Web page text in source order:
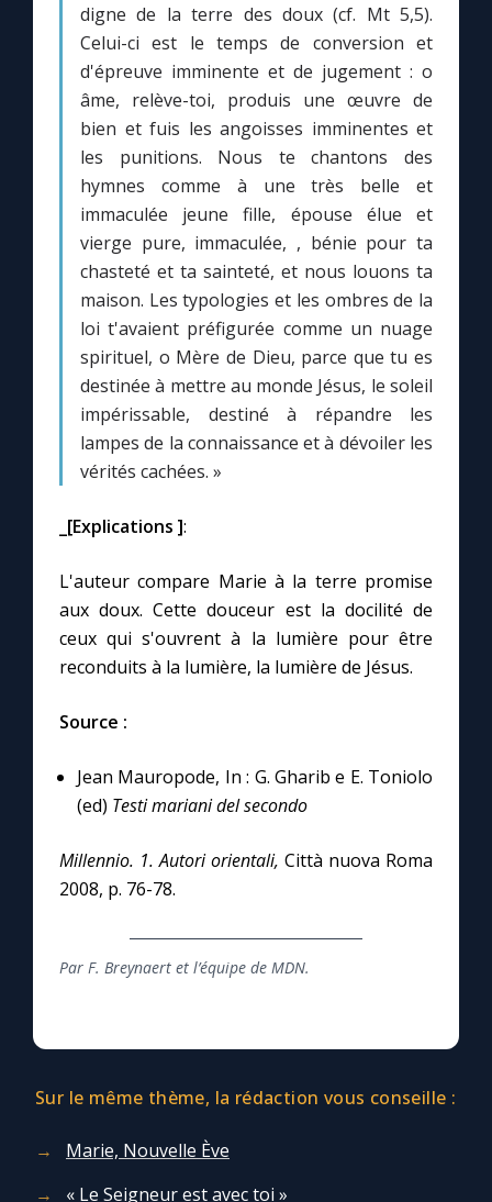
digne de la terre des doux (cf. Mt 5,5).
Celui-ci est le temps de conversion et
d'épreuve imminente et de jugement : o
âme, relève-toi, produis une œuvre de
bien et fuis les angoisses imminentes et
les punitions. Nous te chantons des
hymnes comme à une très belle et
immaculée jeune fille, épouse élue et
vierge pure, immaculée, , bénie pour ta
chasteté et ta sainteté, et nous louons ta
maison. Les typologies et les ombres de la
loi t'avaient préfigurée comme un nuage
spirituel, o Mère de Dieu, parce que tu es
destinée à mettre au monde Jésus, le soleil
impérissable, destiné à répandre les
lampes de la connaissance et à dévoiler les
vérités cachées. »
_[Explications ]:
L'auteur compare Marie à la terre promise
aux doux. Cette douceur est la docilité de
ceux qui s'ouvrent à la lumière pour être
reconduits à la lumière, la lumière de Jésus.
Source :
Jean Mauropode, In : G. Gharib e E. Toniolo
(ed) Testi mariani del secondo
Millennio. 1. Autori orientali, Città nuova Roma
2008, p. 76-78.
Par F. Breynaert et l’équipe de MDN.
Sur le même thème, la rédaction vous conseille :
Marie, Nouvelle Ève
« Le Seigneur est avec toi »